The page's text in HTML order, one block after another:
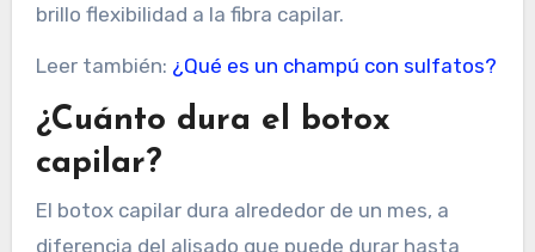
brillo flexibilidad a la fibra capilar.
Leer también: ¿Qué es un champú con sulfatos?
¿Cuánto dura el botox
capilar?
El botox capilar dura alrededor de un mes, a
diferencia del alisado que puede durar hasta